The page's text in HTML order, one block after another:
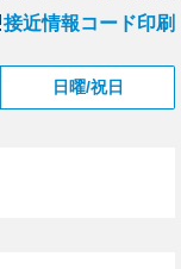
接近情報コード印刷
日曜/祝日